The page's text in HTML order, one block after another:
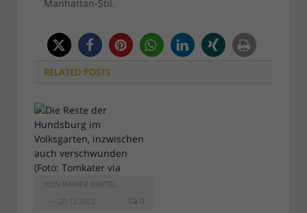
Manhattan-Stil.
RELATED POSTS
VON RAINER BARTEL
20.12.2022
0